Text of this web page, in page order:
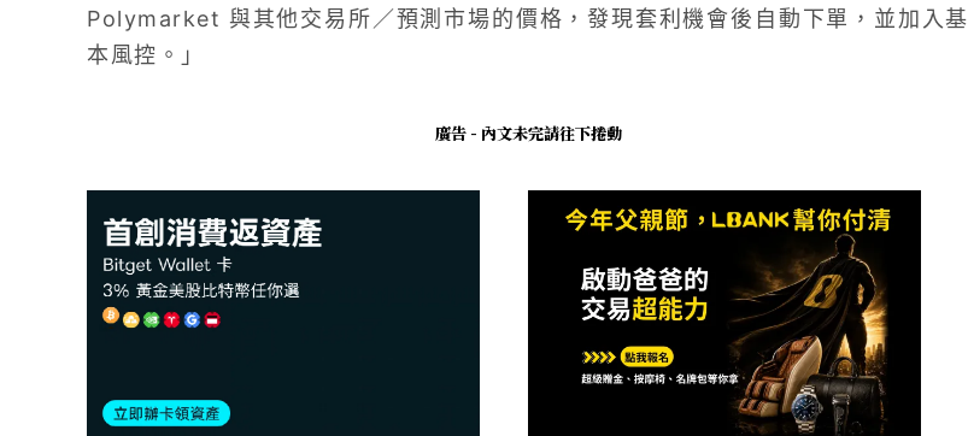
Polymarket 與其他交易所／預測市場的價格，發現套利機會後自動下單，並加入基
本風控。」
廣告 - 內文未完請往下捲動